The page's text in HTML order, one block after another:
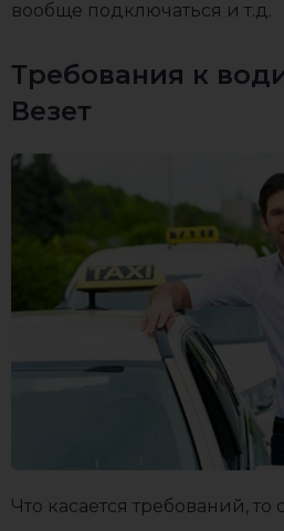
вообще подключаться и т.д.
Требования к
Везет
Что касается требований, то